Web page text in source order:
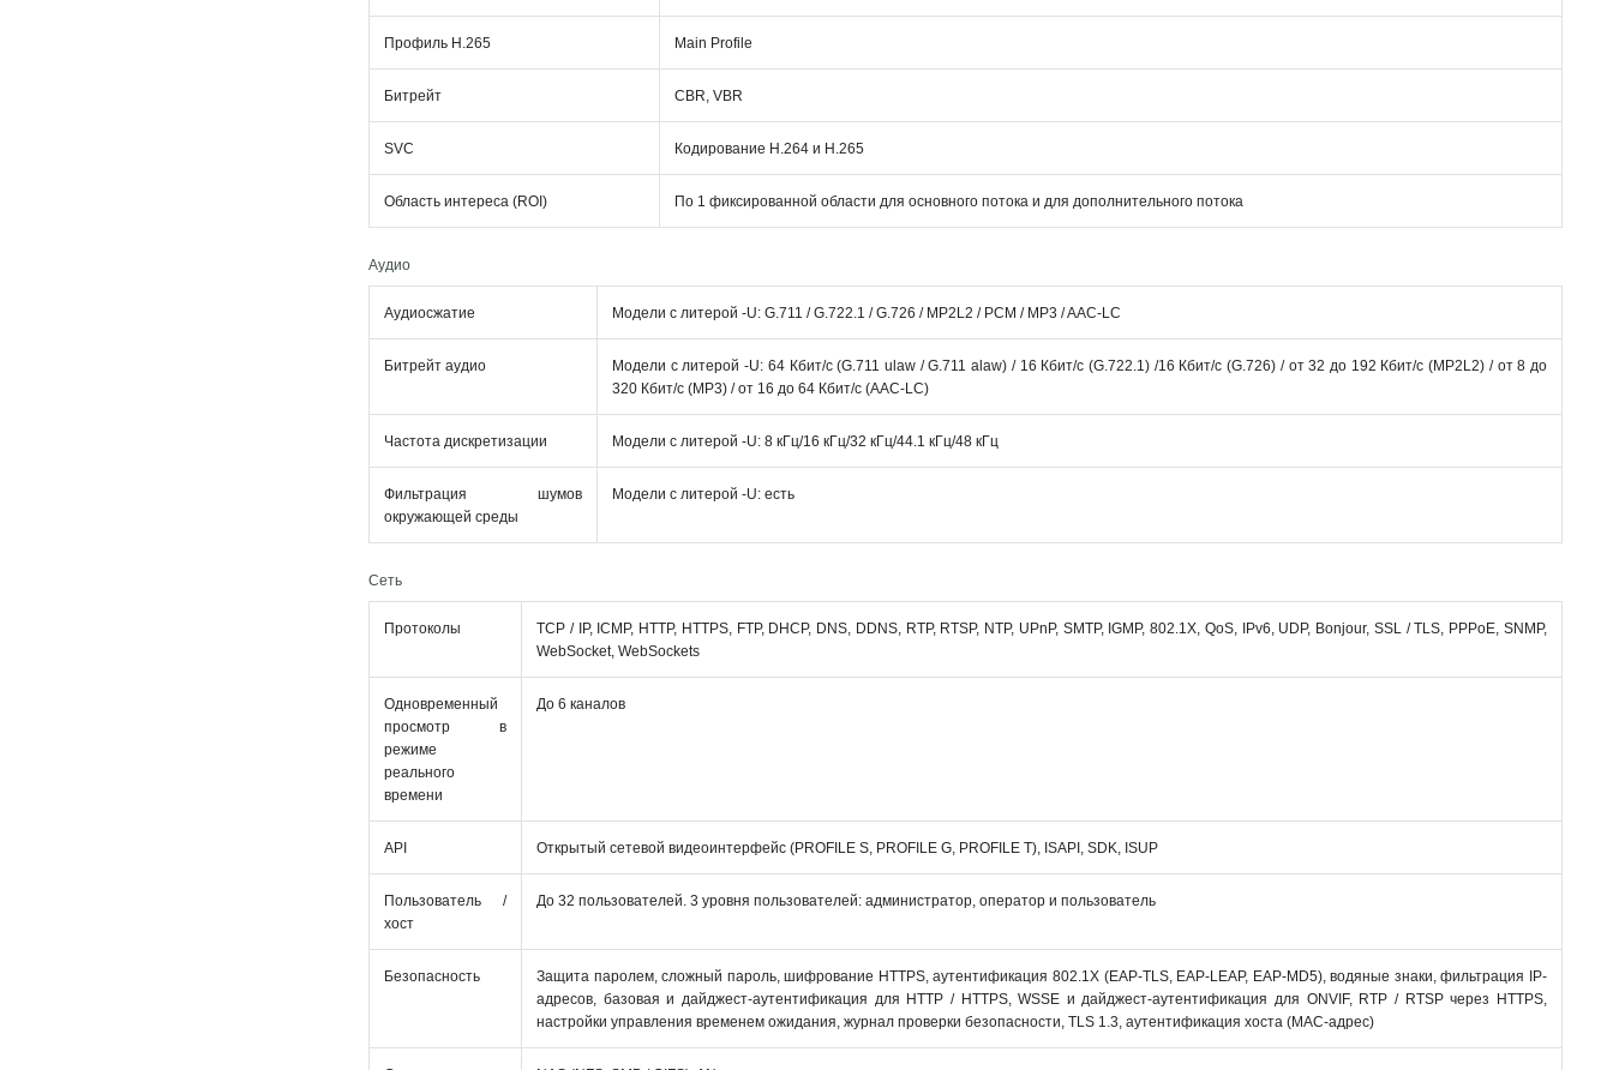
Профиль H.265 Main Profile
Битрейт CBR, VBR
SVC Кодирование H.264 и H.265
Область интереса (ROI) По 1 фиксированной области для основного потока и для дополнительного потока
Аудио
Аудиосжатие Модели с литерой -U: G.711 / G.722.1 / G.726 / MP2L2 / PCM / MP3 / AAC-LC
Битрейт аудио
Модели с литерой -U: 64 Кбит/с (G.711 ulaw / G.711 alaw) / 16 Кбит/с (G.722.1) /16 Кбит/с (G.726) / от 32 до 192 Кбит/с (MP2L2) / от 8 до
320 Кбит/с (MP3) / от 16 до 64 Кбит/с (AAC-LC)
Частота дискретизации Модели с литерой -U: 8 кГц/16 кГц/32 кГц/44.1 кГц/48 кГц
Фильтрация шумов
окружающей среды
Модели с литерой -U: есть
Сеть
Протоколы
TCP / IP, ICMP, HTTP, HTTPS, FTP, DHCP, DNS, DDNS, RTP, RTSP, NTP, UPnP, SMTP, IGMP, 802.1X, QoS, IPv6, UDP, Bonjour, SSL / TLS, PPPoE, SNMP,
WebSocket, WebSockets
Одновременный
просмотр в
режиме
реального
времени
До 6 каналов
API Открытый сетевой видеоинтерфейс (PROFILE S, PROFILE G, PROFILE T), ISAPI, SDK, ISUP
Пользователь /
хост
До 32 пользователей. 3 уровня пользователей: администратор, оператор и пользователь
Безопасность
Защита паролем, сложный пароль, шифрование HTTPS, аутентификация 802.1X (EAP-TLS, EAP-LEAP, EAP-MD5), водяные знаки, фильтрация IP-
адресов, базовая и дайджест-аутентификация для HTTP / HTTPS, WSSE и дайджест-аутентификация для ONVIF, RTP / RTSP через HTTPS,
настройки управления временем ожидания, журнал проверки безопасности, TLS 1.3, аутентификация хоста (MAC-адрес)